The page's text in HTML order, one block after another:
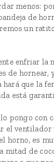
menos:
de
un
enfriar la
de hornear,
que la
está
pongo con
el ventilador
horno, es
mitad de